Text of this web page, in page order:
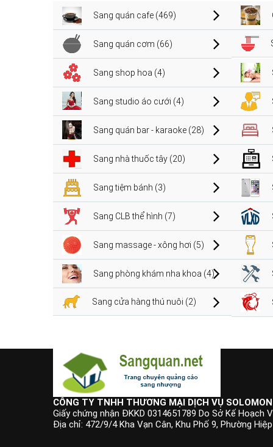
Sang quán cafe (469)
Sang quán cơm (66)
Sang shop hoa (4)
Sang studio áo cưới (4)
Sang quán bar - karaoke (28)
Sang nhà thuốc tây (20)
Sang tiệm bánh (3)
Sang CLB thể hình (7)
Sang massage - xông hơi (5)
Sang phòng khám nha khoa (4)
Sang cửa hàng thú nuôi (2)
CÔNG TY TNHH THƯƠNG MẠI DỊCH VỤ
Giấy chứng nhận ĐKKD 0314651789 Do Sở Kế Hoạch
Địa chỉ: 472/9/4 Kha Vạn Cân, Khu Phố 9, Phường